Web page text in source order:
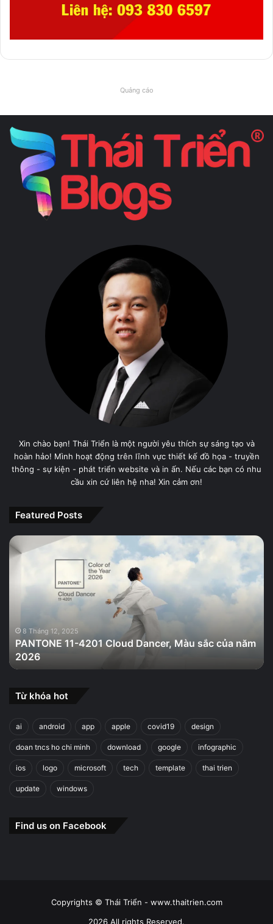
Quảng cáo
Xin chào bạn! Thái Triển là một người yêu thích sự sáng tạo và
hoàn hảo! Mình hoạt động trên lĩnh vực thiết kế đồ họa - truyền
thông - sự kiện - phát triển website và in ấn. Nếu các bạn có nhu
cầu xin cứ liên hệ nha! Xin cảm ơn!
Featured Posts
PANTONE
11-
Màu
của
năm
2026
8 Tháng 12, 2025
PANTONE 11-4201 Cloud Dancer, Màu sắc của năm
2026
Từ khóa hot
ai android app apple covid19 design
doan tncs ho chi minh download google infographic
ios logo microsoft tech template thai trien
update windows
Find us on Facebook
Copyrights © Thái Triển - www.thaitrien.com
2026 All rights Reserved.